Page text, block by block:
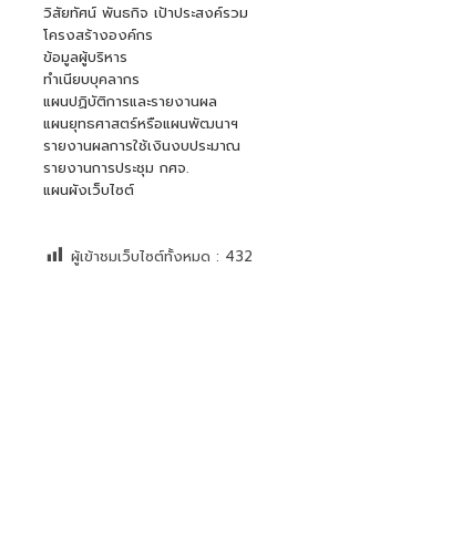
วิสัยทัศน์ พันธกิจ เป้าประสงค์รวม
โครงสร้างองค์กร
ข้อมูลผู้บริหาร
ทำเนียบบุคลากร
แผนปฏิบัติการและรายงานผล
แผนยุทธศาสตร์หรือแผนพัฒนาฯ
รายงานผลการใช้เงินงบประมาณ
รายงานการประชุม กศจ.
แผนผังเว็บไซต์
ผู้เข้าชมเว็บไซต์ทั้งหมด : 432